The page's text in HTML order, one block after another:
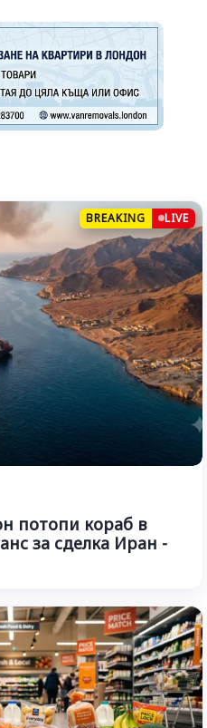
BREAKING LIVE
потопи кораб в
за сделка Иран -